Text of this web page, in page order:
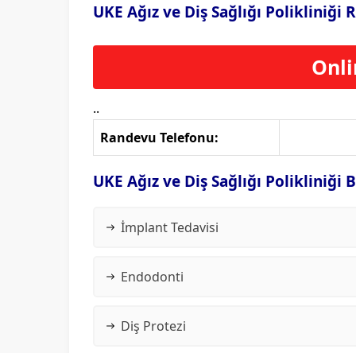
UKE Ağız ve Diş Sağlığı Polikliniği
..
Randevu Telefonu:
UKE Ağız ve Diş Sağlığı Polikliniği
İmplant Tedavisi
Endodonti
Diş Protezi